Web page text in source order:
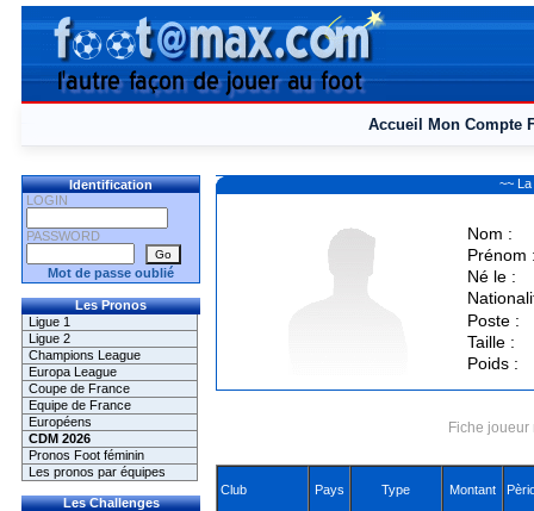
Accueil Mon Compte
Identification
LOGIN
PASSWORD
Mot de passe oublié
Les Pronos
Ligue 1
Ligue 2
Champions League
Europa League
Coupe de France
Equipe de France
Européens
CDM 2026
Pronos Foot féminin
Les pronos par équipes
Les Challenges
~~
Nom :
Prénom
Né le :
Poste :
Taille :
Poids :
Fiche
Club Pays Type Montant